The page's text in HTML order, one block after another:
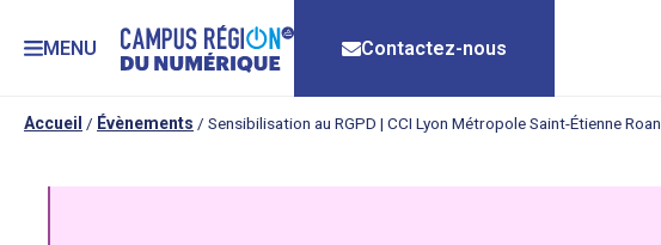
MENU Contactez-nous
Accueil / Évènements / Sensibilisation au RGPD | CCI Lyon Métropole Saint-Étienne